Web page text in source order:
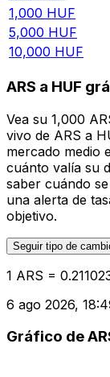
1,000 HUF
5,000 HUF
10,000 HUF
ARS a HUF
Vea su 1,000
vivo de ARS a
mercado medio
cuánto valía su
saber cuándo
una alerta de
objetivo.
Seguir tipo de
1 ARS =
6 ago 2026,
Gráfico de